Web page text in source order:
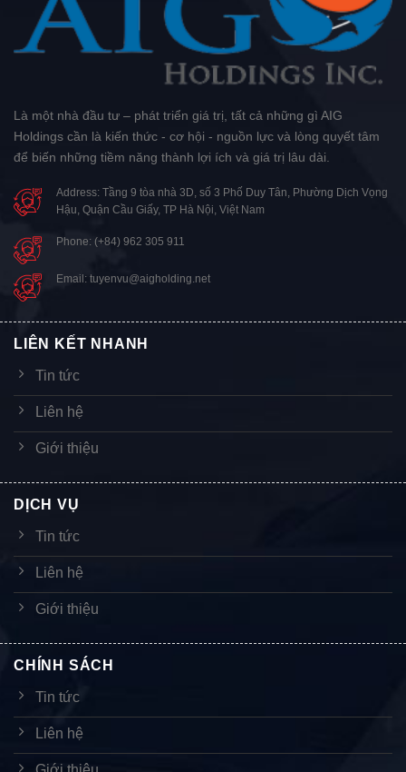
Là một nhà đầu tư – phát triển giá trị, tất cả những gì AIG
Holdings cần là kiến thức - cơ hội - nguồn lực và lòng quyết tâm
để biến những tiềm năng thành lợi ích và giá trị lâu dài.
Address: Tầng 9 tòa nhà 3D, số 3 Phố Duy Tân, Phường Dịch Vọng
Hậu, Quận Cầu Giấy, TP Hà Nội, Việt Nam
Phone: (+84) 962 305 911
Email: tuyenvu@aigholding.net
LIÊN KẾT NHANH
Tin tức
Liên hệ
Giới thiệu
DỊCH VỤ
Tin tức
Liên hệ
Giới thiệu
CHÍNH SÁCH
Tin tức
Liên hệ